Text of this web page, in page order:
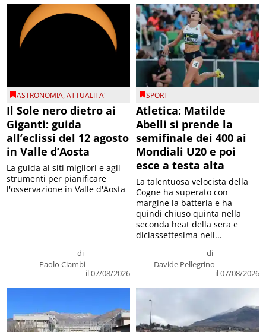
ASTRONOMIA,ATTUALITA'
Il Sole nero dietro ai
Giganti: guida
all’eclissi del 12 agosto
in Valle d’Aosta
di
Paolo Ciambi
il 07/08/2026
La guida ai siti migliori e agli
strumenti per pianificare
l'osservazione in Valle d'Aosta
SPORT
Atletica: Matilde
Abelli si prende la
semifinale dei 400 ai
Mondiali U20 e poi
esce a testa alta
di
Davide Pellegrino
il 07/08/2026
La talentuosa velocista della
Cogne ha superato con
margine la batteria e ha
quindi chiuso quinta nella
seconda heat della sera e
diciassettesima nell...